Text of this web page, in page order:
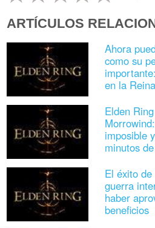
ARTÍCULOS
Ahora
como su
en la
Elden
imposible
minutos
El éxito
guerra
haber
beneficios